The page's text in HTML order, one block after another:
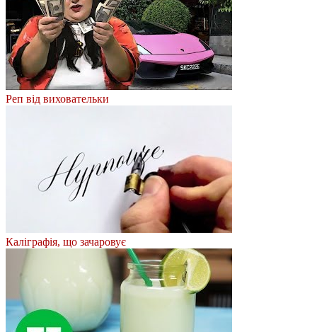
Реп від виховательки
Каліграфія, що зачаровує